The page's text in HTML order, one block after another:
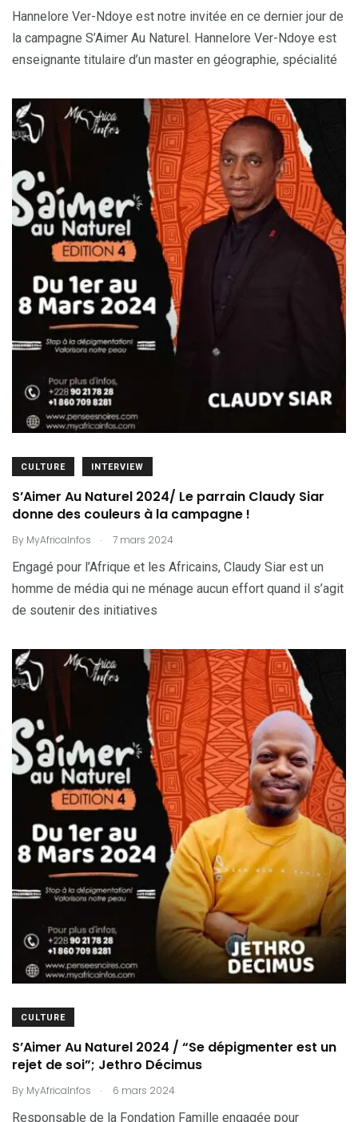
Hannelore Ver-Ndoye est notre invitée en ce dernier jour de
la campagne S’Aimer Au Naturel. Hannelore Ver-Ndoye est
enseignante titulaire d’un master en géographie, spécialité
CULTURE INTERVIEW
S’Aimer Au Naturel 2024/ Le parrain Claudy Siar
donne des couleurs à la campagne !
By MyAfricaInfos . 7 mars 2024
Engagé pour l’Afrique et les Africains, Claudy Siar est un
homme de média qui ne ménage aucun effort quand il s’agit
de soutenir des initiatives
CULTURE
S’Aimer Au Naturel 2024 / “Se dépigmenter est un
rejet de soi”; Jethro Décimus
By MyAfricaInfos . 6 mars 2024
Responsable de la Fondation Famille engagée pour